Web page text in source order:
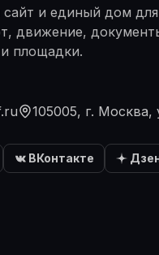
и единый дом для
движение,
площадки.
105005, г. Москва,
ВКонтакте